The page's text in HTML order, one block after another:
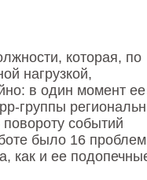
которая, по
нагрузкой,
в один момент ее
группы
событий
было 16
как и ее